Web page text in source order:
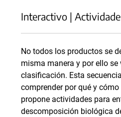
Interactivo |
No todos los productos se
misma manera y por ello
clasificación. Esta
comprender por qué y
propone actividades para
descomposición biológica